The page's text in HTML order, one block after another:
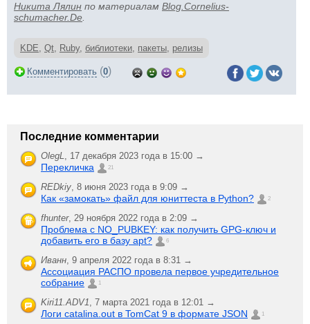
Никита Лялин по материалам Blog.Cornelius-
schumacher.De
KDE, Qt, Ruby, библиотеки, пакеты, релизы
Комментировать (0)
Последние комментарии
OlegL, 17 декабря 2023 года в 15:00 →
Перекличка 21
REDkiy, 8 июня 2023 года в 9:09 →
Как «замокать» файл для юниттеста в Python? 2
fhunter, 29 ноября 2022 года в 2:09 →
Проблема с NO_PUBKEY: как получить GPG-ключ и
добавить его в базу apt?
6
Иванн, 9 апреля 2022 года в 8:31 →
Ассоциация РАСПО провела первое учредительное
собрание
1
Kiri11.ADV1, 7 марта 2021 года в 12:01 →
Логи catalina.out в TomCat 9 в формате JSON 1